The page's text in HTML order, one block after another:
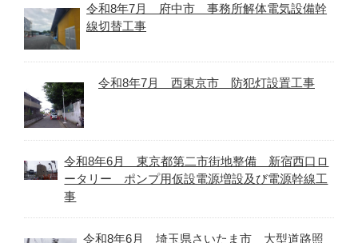
令和8年7月 府中市 事務所解体電気設備幹
線切替工事
令和8年7月 西東京市 防犯灯設置工事
令和8年6月 東京都第二市街地整備 新宿西口ロ
ータリー ポンプ用仮設電源増設及び電源幹線工
事
令和8年6月 埼玉県さいたま市 大型道路照